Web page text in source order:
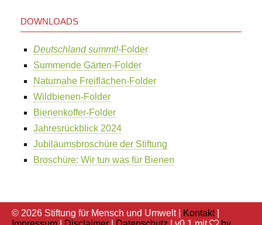
DOWNLOADS
Deutschland summt!-Folder
Summende Gärten-Folder
Naturnahe Freiflächen-Folder
Wildbienen-Folder
Bienenkoffer-Folder
Jahresrückblick 2024
Jubiläumsbroschüre der Stiftung
Broschüre: Wir tun was für Bienen
© 2026 Stiftung für Mensch und Umwelt | Kontakt|